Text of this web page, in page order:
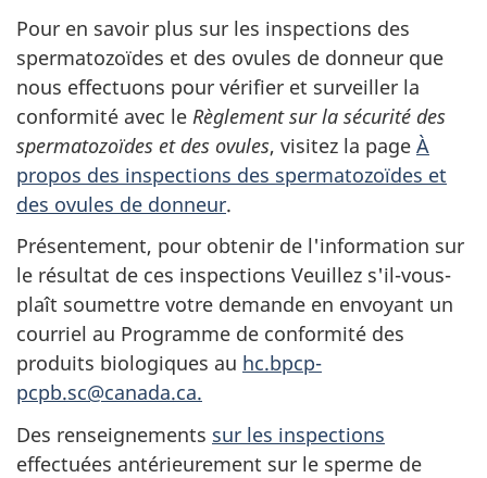
Pour en savoir plus sur les inspections des
spermatozoïdes et des ovules de donneur que
nous effectuons pour vérifier et surveiller la
conformité avec le Règlement sur la sécurité des
spermatozoïdes et des ovules, visitez la page À
propos des inspections des spermatozoïdes et
des ovules de donneur.
Présentement, pour obtenir de l'information sur
le résultat de ces inspections Veuillez s'il-vous-
plaît soumettre votre demande en envoyant un
courriel au Programme de conformité des
produits biologiques au hc.bpcp-
pcpb.sc@canada.ca.
Des renseignements sur les inspections
effectuées antérieurement sur le sperme de